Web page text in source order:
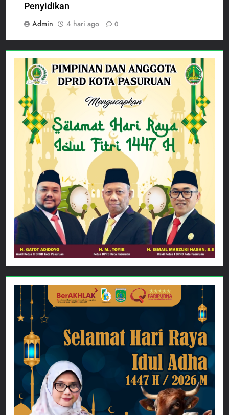
Penyidikan
Admin
4 hari ago 0